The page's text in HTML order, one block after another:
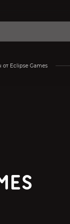
от Eclipse Games